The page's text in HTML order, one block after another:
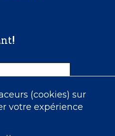
(cookies) sur
votre expérience